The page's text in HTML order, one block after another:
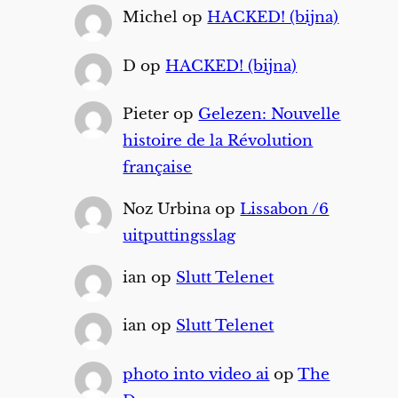
Michel opHACKED! (bijna)
D opHACKED! (bijna)
Pieter op Gelezen: Nouvelle
histoire de la Révolution
française
Noz UrbinaopLissabon /6
uitputtingsslag
ian op Slutt Telenet
ian op Slutt Telenet
photo into video ai opThe